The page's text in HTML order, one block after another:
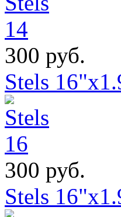
300 руб.
Stels
300 руб.
Stels